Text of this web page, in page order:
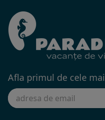
Afla primul de cele